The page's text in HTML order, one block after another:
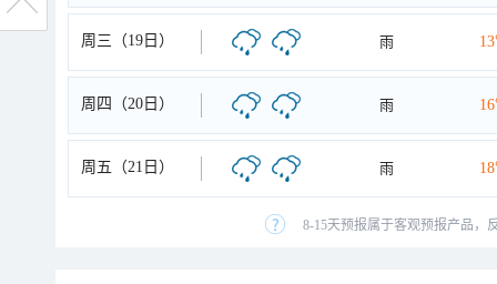
周三（19日） 雨
周四（20日） 雨
周五（21日） 雨
8-15天预报属于客观预报产品，